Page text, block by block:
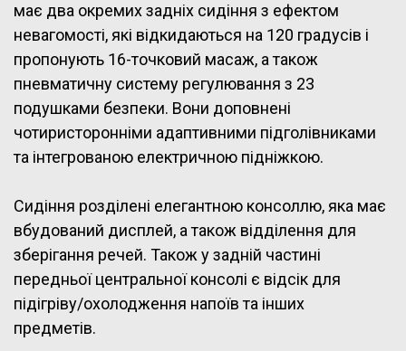
має два окремих задніх сидіння з ефектом
невагомості, які відкидаються на 120 градусів і
пропонують 16-точковий масаж, а також
пневматичну систему регулювання з 23
подушками безпеки. Вони доповнені
чотиристоронніми адаптивними підголівниками
та інтегрованою електричною підніжкою.
Сидіння розділені елегантною консоллю, яка має
вбудований дисплей, а також відділення для
зберігання речей. Також у задній частині
передньої центральної консолі є відсік для
підігріву/охолодження напоїв та інших
предметів.